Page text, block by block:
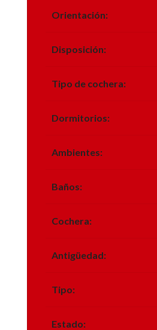
Orientación:
Disposición:
Tipo de cochera:
Dormitorios:
Ambientes:
Baños:
Cochera:
Antigüedad:
Tipo:
Estado: